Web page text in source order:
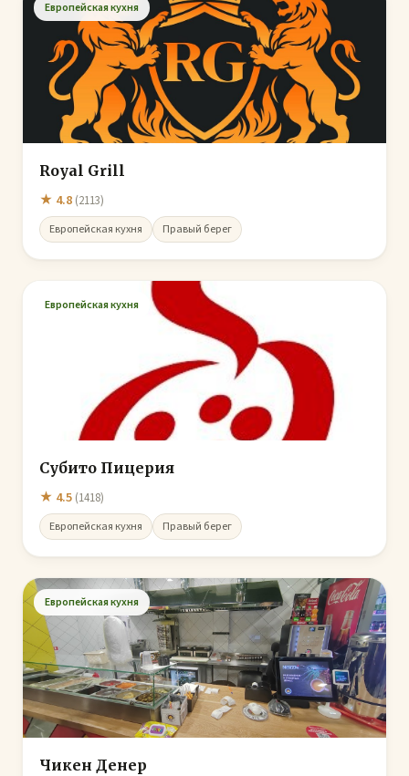
Европейская кухня
Royal Grill
★ 4.8 (2113)
Европейская кухня Правый берег
Европейская кухня
Субито Пицерия
★ 4.5 (1418)
Европейская кухня Правый берег
Европейская кухня
Чикен Денер